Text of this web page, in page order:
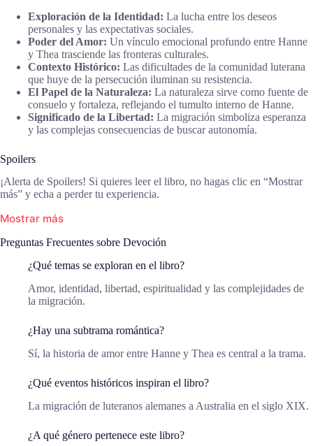
Exploración de la Identidad: La lucha entre los deseos
personales y las expectativas sociales.
Poder del Amor: Un vínculo emocional profundo entre Hanne
y Thea trasciende las fronteras culturales.
Contexto Histórico: Las dificultades de la comunidad luterana
que huye de la persecución iluminan su resistencia.
El Papel de la Naturaleza: La naturaleza sirve como fuente de
consuelo y fortaleza, reflejando el tumulto interno de Hanne.
Significado de la Libertad: La migración simboliza esperanza
y las complejas consecuencias de buscar autonomía.
Spoilers
¡Alerta de Spoilers! Si quieres leer el libro, no hagas clic en “Mostrar
más” y echa a perder tu experiencia.
Mostrar más
Preguntas Frecuentes sobre Devoción
¿Qué temas se exploran en el libro?
Amor, identidad, libertad, espiritualidad y las complejidades de
la migración.
¿Hay una subtrama romántica?
Sí, la historia de amor entre Hanne y Thea es central a la trama.
¿Qué eventos históricos inspiran el libro?
La migración de luteranos alemanes a Australia en el siglo XIX.
¿A qué género pertenece este libro?